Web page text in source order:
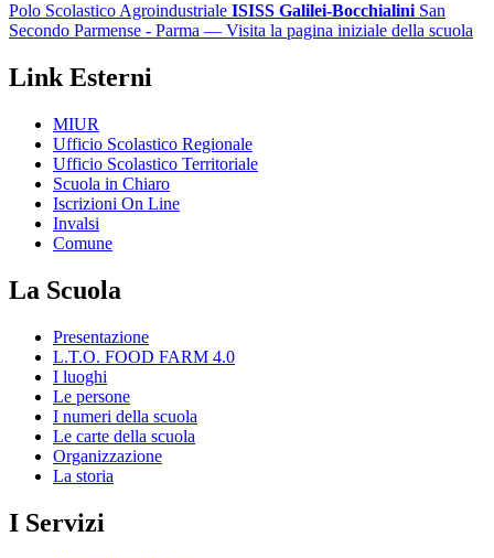
Polo Scolastico Agroindustriale ISISS Galilei-Bocchialini San
Secondo Parmense - Parma — Visita la pagina iniziale della scuola
Link Esterni
MIUR
Ufficio Scolastico Regionale
Ufficio Scolastico Territoriale
Scuola in Chiaro
Iscrizioni On Line
Invalsi
Comune
La Scuola
Presentazione
L.T.O. FOOD FARM 4.0
I luoghi
Le persone
I numeri della scuola
Le carte della scuola
Organizzazione
La storia
I Servizi